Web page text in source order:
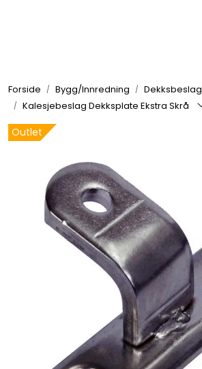
Forside Bygg/Innredning Dekksbeslag
Kalesjebeslag Dekksplate Ekstra Skrå
Outlet
Elektrisk
Bygg/Innredning
Komfort
VVS
Motor/Styring
Fritid/Sikkerhet